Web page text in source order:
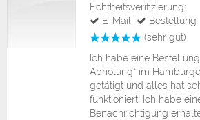
(sehr gut)
Echtheitsverifizierung:
E-Mail
Bestellung
Ich habe eine
Abholung“ im
getätigt und alles hat
funktioniert! Ich habe
Benachrichtigung